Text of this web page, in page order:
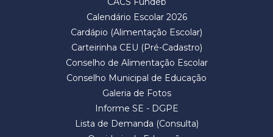
Calendário Escolar 2026
Cardápio (Alimentação Escolar)
Carteirinha CEU (Pré-Cadastro)
Conselho de Alimentação Escolar
Conselho Municipal de Educação
Galeria de Fotos
Informe SE - DGPE
Lista de Demanda (Consulta)